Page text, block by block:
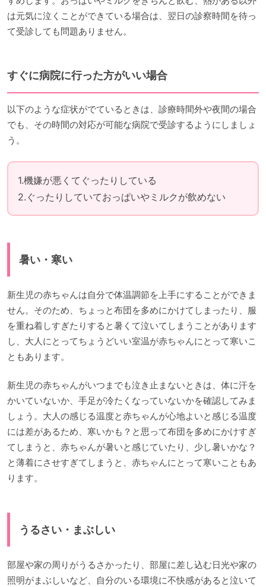
は元気に泣くことができている場合は、翌日の診察時間を待っ
て受診しても問題ありません。
すぐに病院に行った方がいい場合
以下のような症状がでているときは、診療時間外や夜間の場合
でも、その時間の対応が可能な病院で受診するようにしましょ
う。
1.機嫌が悪くてぐったりしている
2.ぐったりしていておっぱいやミルクが飲めない
暑い・寒い
新生児の赤ちゃんは自分で体温調節を上手にすることができま
せん。そのため、ちょっと布団を多めにかけてしまったり、服
を重ね着しすぎたりすると暑くて泣いてしまうことがあります
し、大人にとってちょうどいい室温が赤ちゃんにとって寒いこ
ともあります。
新生児の赤ちゃんがいつまでも泣き止まないときは、体に汗を
かいていないか、手足が冷たくなっていないかを確認してみま
しょう。大人の感じる温度と赤ちゃんが心地よいと感じる温度
には差があるため、寒いかも？と思って布団を多めにかけすぎ
てしまうと、赤ちゃんが暑いと感じていたり、少し暑いかな？
と薄着にさせすぎてしまうと、赤ちゃんにとって寒いこともあ
ります。
うるさい・まぶしい
部屋や家の周りがうるさかったり、部屋に差し込む日光や家の
照明がまぶしいなど、自分のいる環境に不快感があると泣いて